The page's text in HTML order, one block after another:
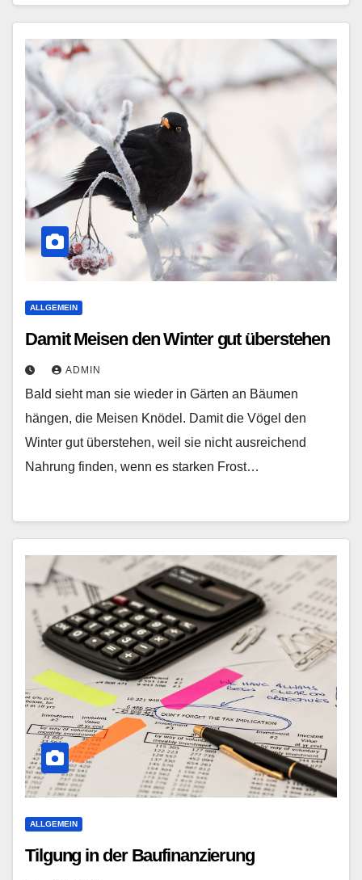
ALLGEMEIN
Damit Meisen den Winter gut überstehen
ADMIN
Bald sieht man sie wieder in Gärten an Bäumen
hängen, die Meisen Knödel. Damit die Vögel den
Winter gut überstehen, weil sie nicht ausreichend
Nahrung finden, wenn es starken Frost…
ALLGEMEIN
Tilgung in der Baufinanzierung